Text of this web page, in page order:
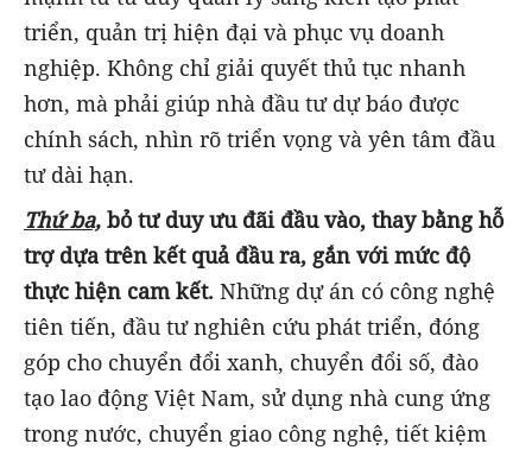
triển, quản trị hiện đại và phục vụ doanh
nghiệp. Không chỉ giải quyết thủ tục nhanh
hơn, mà phải giúp nhà đầu tư dự báo được
chính sách, nhìn rõ triển vọng và yên tâm đầu
tư dài hạn.
Thứ ba, bỏ tư duy ưu đãi đầu vào, thay bằng hỗ
trợ dựa trên kết quả đầu ra, gắn với mức độ
thực hiện cam kết. Những dự án có công nghệ
tiên tiến, đầu tư nghiên cứu phát triển, đóng
góp cho chuyển đổi xanh, chuyển đổi số, đào
tạo lao động Việt Nam, sử dụng nhà cung ứng
trong nước, chuyển giao công nghệ, tiết kiệm